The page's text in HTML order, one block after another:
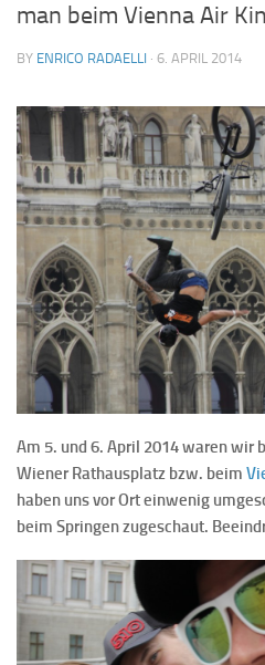
man beim Vienna Air
BY ENRICO RADAELLI · 6. APRIL 2014
Am 5. und 6. April 2014 waren wir
Wiener Rathausplatz bzw. beim
haben uns vor Ort einwenig
beim Springen zugeschaut.